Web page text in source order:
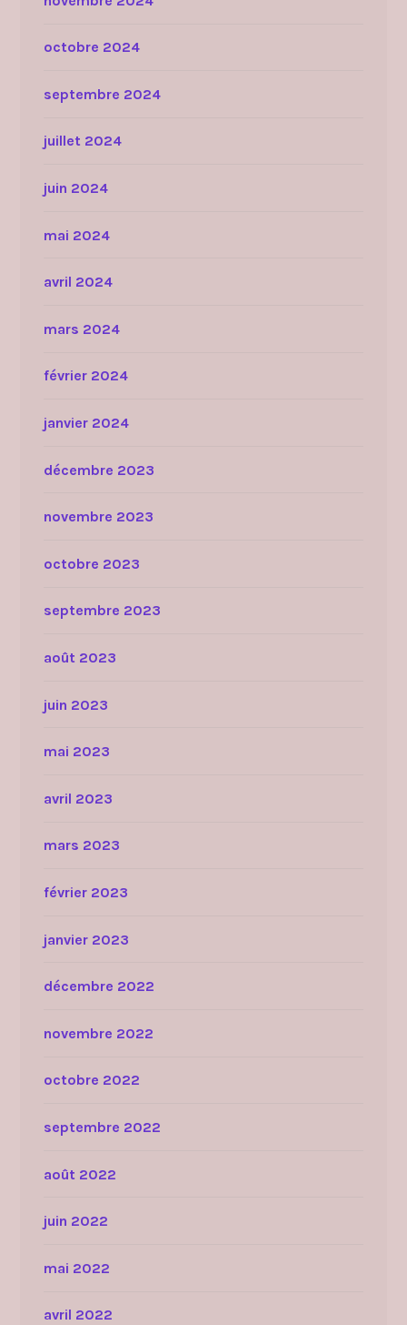
octobre 2024
septembre 2024
juillet 2024
juin 2024
mai 2024
avril 2024
mars 2024
février 2024
janvier 2024
décembre 2023
novembre 2023
octobre 2023
septembre 2023
août 2023
juin 2023
mai 2023
avril 2023
mars 2023
février 2023
janvier 2023
décembre 2022
novembre 2022
octobre 2022
septembre 2022
août 2022
juin 2022
mai 2022
avril 2022